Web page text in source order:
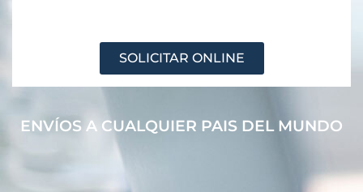
SOLICITAR ONLINE
ENVÍOS A CUALQUIER PAIS DEL MUNDO